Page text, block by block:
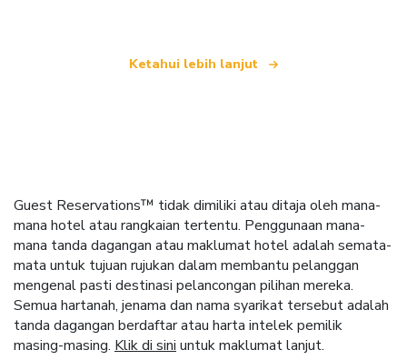
Ketahui lebih lanjut
Guest Reservations™ tidak dimiliki atau ditaja oleh mana-
mana hotel atau rangkaian tertentu. Penggunaan mana-
mana tanda dagangan atau maklumat hotel adalah semata-
mata untuk tujuan rujukan dalam membantu pelanggan
mengenal pasti destinasi pelancongan pilihan mereka.
Semua hartanah, jenama dan nama syarikat tersebut adalah
tanda dagangan berdaftar atau harta intelek pemilik
masing-masing. Klik di sini untuk maklumat lanjut.